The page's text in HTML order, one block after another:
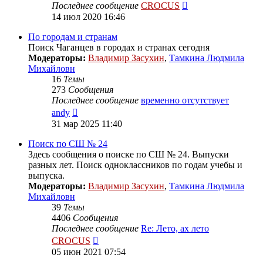
Последнее сообщение CROCUS
14 июл 2020 16:46
По городам и странам
Поиск Чаганцев в городах и странах сегодня
Модераторы: Владимир Засухин, Тамкина Людмила
Михайловн
16 Темы
273 Сообщения
Последнее сообщение временно отсутствует
andy
к
сообщению
31 мар 2025 11:40
Поиск по СШ № 24
Здесь сообщения о поиске по СШ № 24. Выпуски
разных лет. Поиск одноклассников по годам учебы и
выпуска.
Модераторы: Владимир Засухин, Тамкина Людмила
Михайловн
39 Темы
4406 Сообщения
Последнее сообщение Re: Лето, ах лето
CROCUS
к
05 июн 2021 07:54